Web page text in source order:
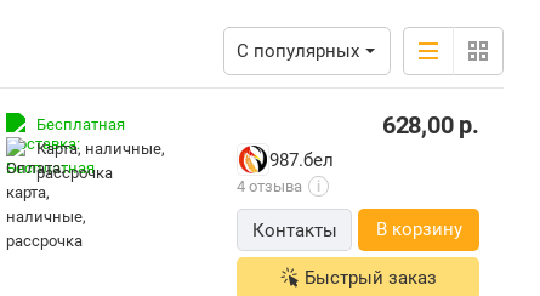
С популярных
Бесплатная
карта, наличные,
рассрочка
628,00р.
987.бел
4 отзыва i
Контакты В корзину
Быстрый заказ